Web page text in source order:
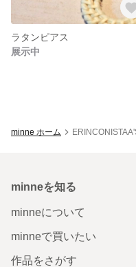
ラタンピアス
展示中
minne ホーム
minneを知る
minneについて
minneで買いたい
作品をさがす